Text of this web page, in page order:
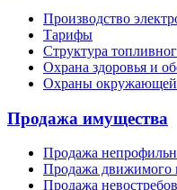
Производство
Тарифы
Структура
Охрана здоровья и
Охраны окружающей
Продажа имущества
Продажа
Продажа движимого
Продажа